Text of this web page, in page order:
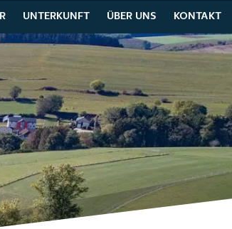
UNTERKUNFT ÜBER UNS KONTAKT